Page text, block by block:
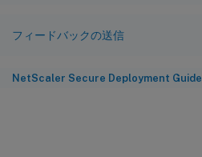
フィードバックの送信
NetScaler Secure Deployment Guide